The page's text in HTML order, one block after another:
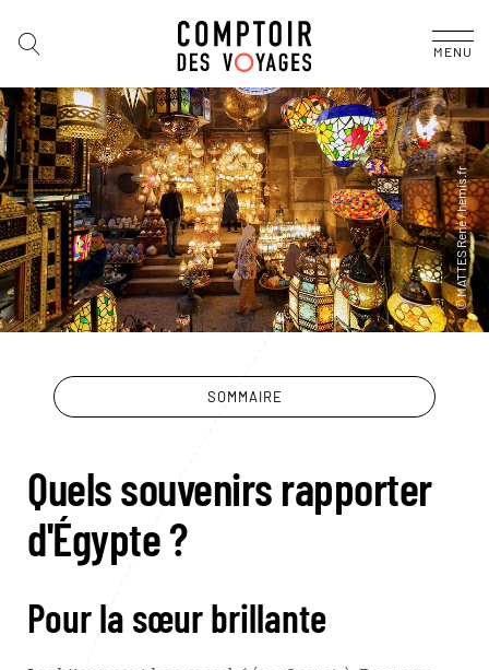
MENU
SOMMAIRE
Quels souvenirs rapporter
d'Égypte ?
Pour la sœur brillante